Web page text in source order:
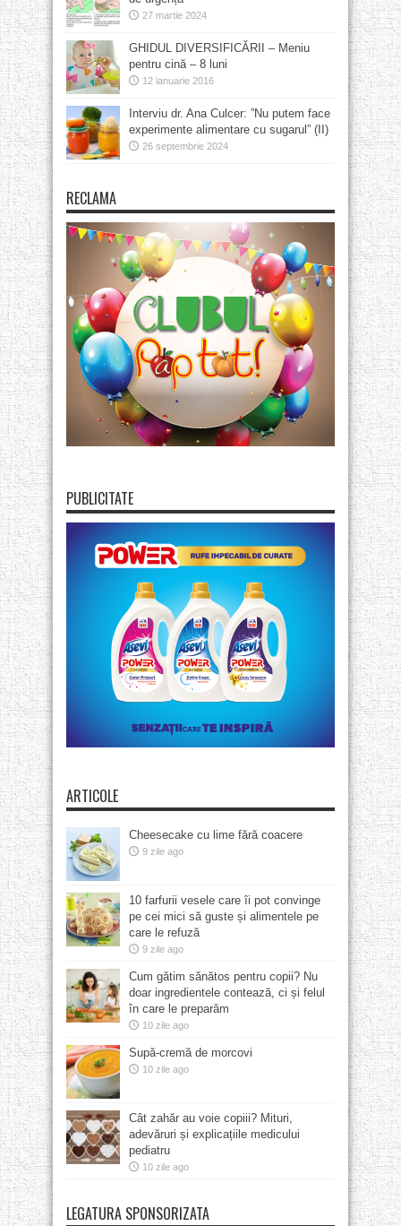
27 martie 2024
GHIDUL DIVERSIFICĂRII – Meniu
pentru cină – 8 luni
12 ianuarie 2016
Interviu dr. Ana Culcer: ”Nu putem face
experimente alimentare cu sugarul” (II)
26 septembrie 2024
RECLAMA
PUBLICITATE
ARTICOLE
Cheesecake cu lime fără coacere
9 zile ago
10 farfurii vesele care îi pot convinge
pe cei mici să guste și alimentele pe
care le refuză
9 zile ago
Cum gătim sănătos pentru copii? Nu
doar ingredientele contează, ci și felul
în care le preparăm
10 zile ago
Supă-cremă de morcovi
10 zile ago
Cât zahăr au voie copiii? Mituri,
adevăruri și explicațiile medicului
pediatru
10 zile ago
LEGATURA SPONSORIZATA